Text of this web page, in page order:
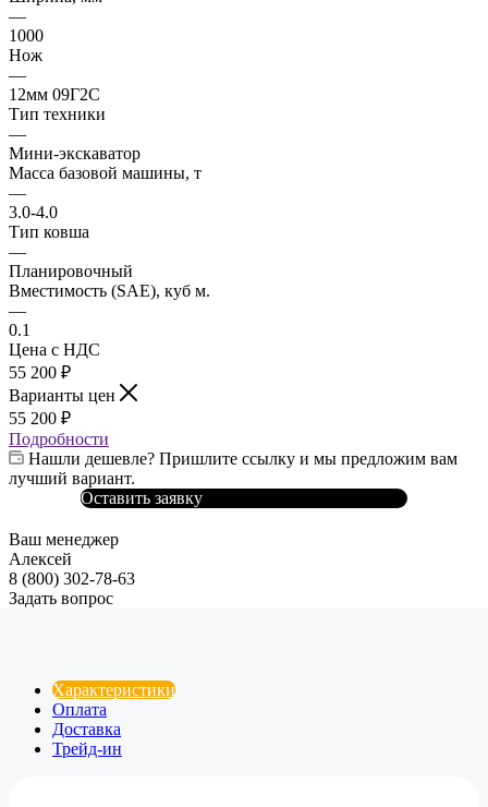
—
1000
Нож
—
12мм 09Г2С
Тип техники
—
Мини-экскаватор
Масса базовой машины, т
—
3.0-4.0
Тип ковша
—
Планировочный
Вместимость (SAE), куб м.
—
0.1
Цена с НДС
55 200 ₽
Варианты цен
55 200 ₽
Подробности
Нашли дешевле? Пришлите ссылку и мы предложим вам
лучший вариант.
Оставить заявку
Ваш менеджер
Алексей
8 (800) 302-78-63
Задать вопрос
Характеристики
Оплата
Доставка
Трейд-ин